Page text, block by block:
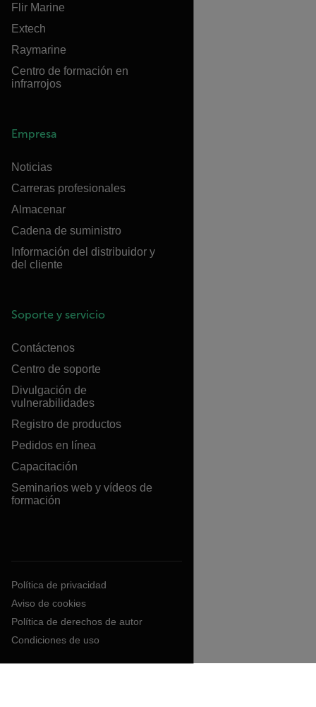
Flir Marine
Extech
Raymarine
Centro de formación en
infrarrojos
Empresa
Noticias
Carreras profesionales
Almacenar
Cadena de suministro
Información del distribuidor y
del cliente
Soporte y servicio
Contáctenos
Centro de soporte
Divulgación de
vulnerabilidades
Registro de productos
Pedidos en línea
Capacitación
Seminarios web y vídeos de
formación
Política de privacidad
Aviso de cookies
Política de derechos de autor
Condiciones de uso